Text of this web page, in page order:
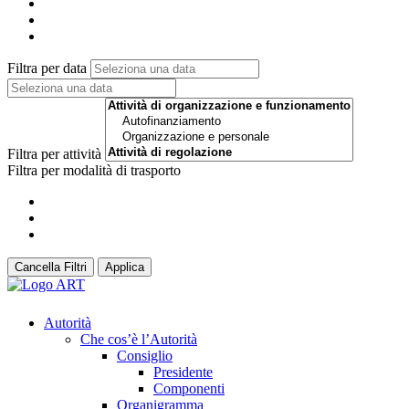
Filtra per data
Filtra per attività
Filtra per modalità di trasporto
Cancella Filtri Applica
Autorità
Che cos’è l’Autorità
Consiglio
Presidente
Componenti
Organigramma